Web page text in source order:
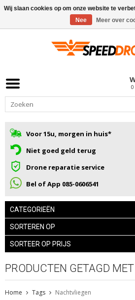
Voor 15u, morgen in huis*
Niet goed geld terug
Drone reparatie service
Bel of App 085-0606541
CATEGORIEËN
SORTEREN OP
SORTEER OP PRIJS
PRODUCTEN GETAGD
Home Tags Nachtvliegen
Wij slaan cookies op om onze website te
Nee
Meer over